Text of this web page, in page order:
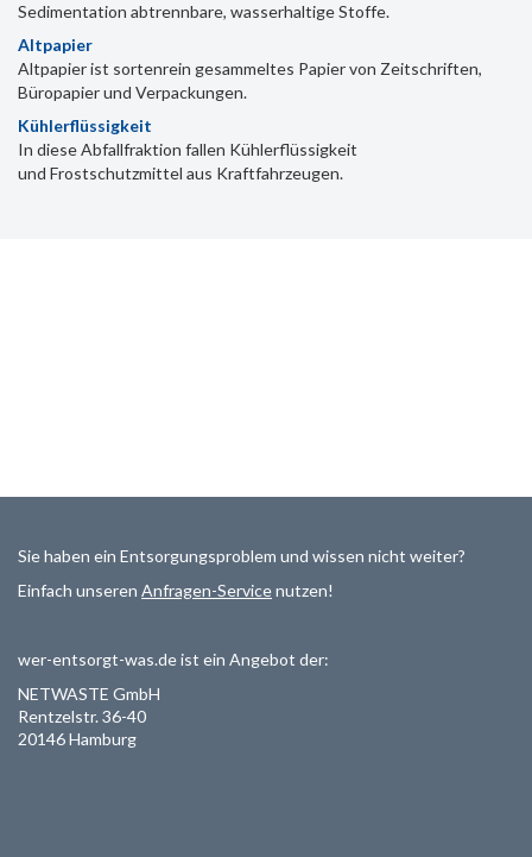
Sedimentation abtrennbare, wasserhaltige Stoffe.
Altpapier
Altpapier ist sortenrein gesammeltes Papier von Zeitschriften,
Büropapier und Verpackungen.
Kühlerflüssigkeit
In diese Abfallfraktion fallen Kühlerflüssigkeit
und Frostschutzmittel aus Kraftfahrzeugen.
Sie haben ein Entsorgungsproblem und wissen nicht weiter?
Einfach unseren Anfragen-Servicenutzen!
wer-entsorgt-was.de ist ein Angebot der:
NETWASTE GmbH
Rentzelstr. 36-40
20146 Hamburg